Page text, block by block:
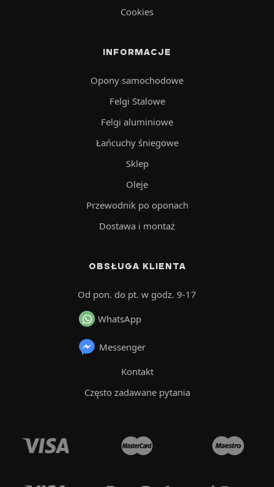
Cookies
INFORMACJE
Opony samochodowe
Felgi Stalowe
Felgi aluminiowe
Łańcuchy śniegowe
Sklep
Oleje
Przewodnik po oponach
Dostawa i montaż
OBSŁUGA KLIENTA
Od pon. do pt. w godz. 9-17
WhatsApp
Messenger
Kontakt
Często zadawane pytania